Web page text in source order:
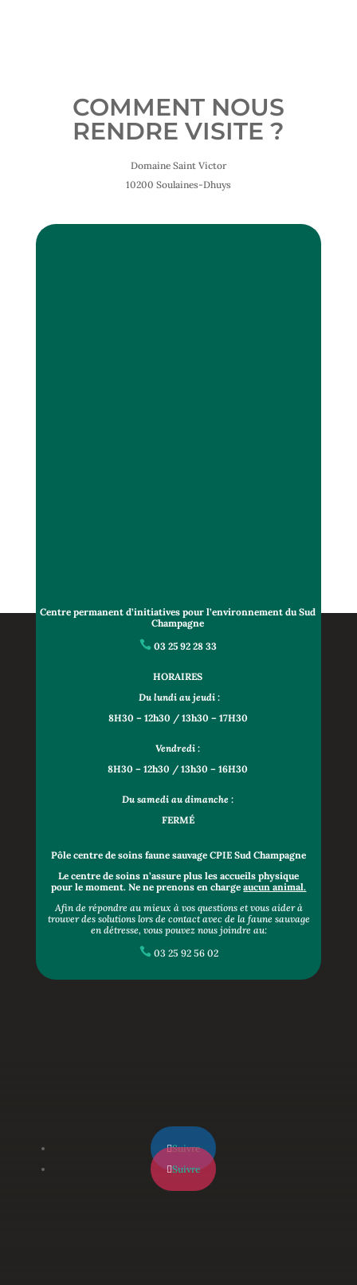
COMMENT NOUS
RENDRE VISITE ?
Domaine Saint Victor
10200 Soulaines-Dhuys
Centre permanent d’initiatives pour l’environnementdu Sud
Champagne
03 25 92 28 33
HORAIRES
Du lundi au jeudi :
8H30 – 12h30 / 13h30 – 17H30
Vendredi :
8H30– 12h30 /13h30 –16H30
Du samedi au dimanche :
FERMÉ
Pôle centre de soins faune sauvageCPIE Sud Champagne
Le centre de soins n’assure plus les accueils physique
pour le moment. Ne ne prenons en chargeaucun animal.
Afin de répondre au mieux à vos questions et vous aider à
trouver des solutions lors de contact avec de la faune sauvage
en détresse, vous pouvez nous joindre au:
 03 25 92 56 02
Suivre
Suivre